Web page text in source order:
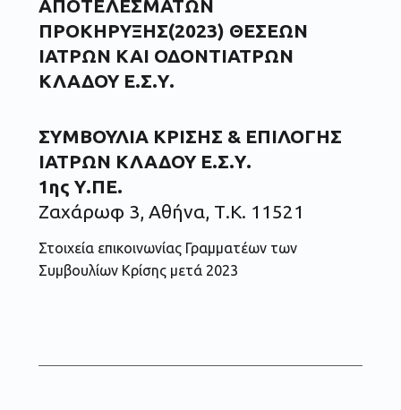
ΑΠΟΤΕΛΕΣΜΑΤΩΝ
ΠΡΟΚΗΡΥΞΗΣ(2023) ΘΕΣΕΩΝ
ΙΑΤΡΩΝ ΚΑΙ ΟΔΟΝΤΙΑΤΡΩΝ
ΚΛΑΔΟΥ Ε.Σ.Υ.
ΣΥΜΒΟΥΛΙΑ ΚΡΙΣΗΣ & ΕΠΙΛΟΓΗΣ
ΙΑΤΡΩΝ ΚΛΑΔΟΥ Ε.Σ.Υ.
1ης Υ.ΠΕ.
Ζαχάρωφ 3, Αθήνα, Τ.Κ. 11521
Στοιχεία επικοινωνίας Γραμματέων των
Συμβουλίων Κρίσης μετά 2023